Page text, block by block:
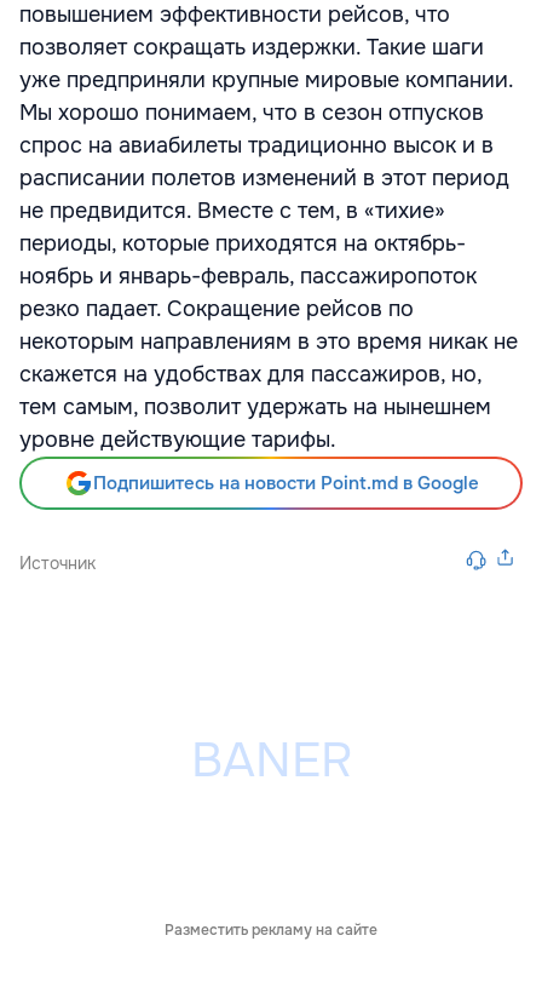
повышением эффективности рейсов, что
позволяет сокращать издержки. Такие шаги
уже предприняли крупные мировые компании.
Мы хорошо понимаем, что в сезон отпусков
спрос на авиабилеты традиционно высок и в
расписании полетов изменений в этот период
не предвидится. Вместе с тем, в «тихие»
периоды, которые приходятся на октябрь-
ноябрь и январь-февраль, пассажиропоток
резко падает. Сокращение рейсов по
некоторым направлениям в это время никак не
скажется на удобствах для пассажиров, но,
тем самым, позволит удержать на нынешнем
уровне действующие тарифы.
Подпишитесь на новости Point.md в Google
Источник
Разместить рекламу на сайте